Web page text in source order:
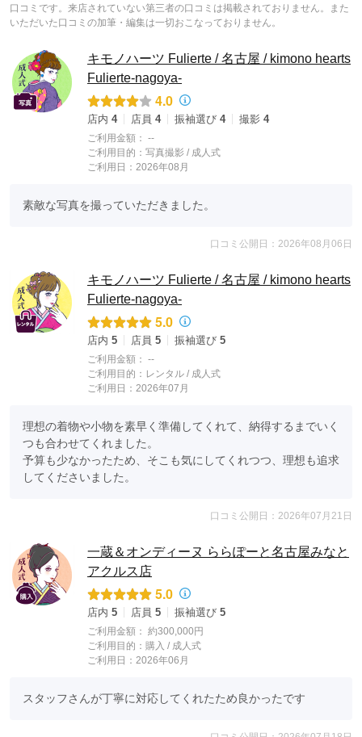
口コミです。来店されていない第三者の口コミは掲載されておりません。また
いただいた口コミの加筆・編集は一切おこなっておりません。
キモノハーツ Fulierte / 名古屋 / kimono hearts
Fulierte-nagoya-
4.0
店内 4 店員 4 振袖選び 4 撮影 4
ご利用金額： --
ご利用目的： 写真撮影 / 成人式
ご利用日：2026年08月
素敵な写真を撮っていただきました。
口コミ公開日：2026年08月06日
キモノハーツ Fulierte / 名古屋 / kimono hearts
Fulierte-nagoya-
5.0
店内 5 店員 5 振袖選び 5
ご利用金額： --
ご利用目的： レンタル / 成人式
ご利用日：2026年07月
理想の着物や小物を素早く準備してくれて、納得するまでいく
つも合わせてくれました。
予算も少なかったため、そこも気にしてくれつつ、理想も追求
してくださいました。
口コミ公開日：2026年07月21日
一蔵＆オンディーヌ ららぽーと名古屋みなと
アクルス店
5.0
店内 5 店員 5 振袖選び 5
ご利用金額： 約300,000円
ご利用目的： 購入 / 成人式
ご利用日：2026年06月
スタッフさんが丁寧に対応してくれたため良かったです